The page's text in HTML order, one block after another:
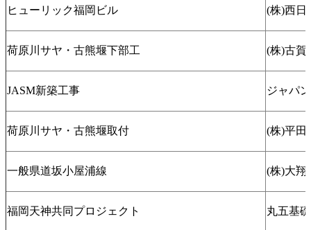
ヒューリック福岡ビル (株)西日
荷原川サヤ・古熊堰下部工 (株)古賀
JASM新築工事 ジャパ
荷原川サヤ・古熊堰取付 (株)平田
一般県道坂小屋浦線 (株)大翔
福岡天神共同プロジェクト 丸五基